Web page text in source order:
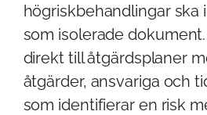
högriskbehandlingar ska
som isolerade
direkt till åtgärdsplaner
åtgärder, ansvariga och
som identifierar en risk